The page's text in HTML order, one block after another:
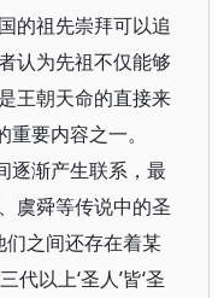
的祖先崇拜可以追
认为先祖不仅能够
王朝天命的直接来
要内容之一。
逐渐产生联系，最
虞舜等传说中的圣
们之间还存在着某
代以上‘圣人’皆‘圣